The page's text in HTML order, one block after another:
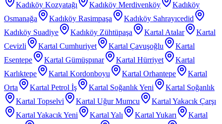
Kadıköy Kozyatağı
Kadıköy Merdivenköy
Kadıköy
Osmanağa
Kadıköy Rasimpaşa
Kadıköy Sahrayıcedid
Kadıköy Suadiye
Kadıköy Zühtüpaşa Kartal Atalar
Kartal
Cevizli
Kartal Cumhuriyet Kartal Çavuşoğlu
Kartal
Esentepe
Kartal Gümüşpınar Kartal Hürriyet
Kartal
Karlıktepe
Kartal Kordonboyu Kartal Orhantepe
Kartal
Orta
Kartal Petrol İş Kartal Soğanlık Yeni
Kartal Soğanlık
Kartal Topselvi
Kartal Uğur Mumcu
Kartal Yakacık Çarşı
Kartal Yakacık Yeni
Kartal Yalı Kartal Yukarı
Kartal